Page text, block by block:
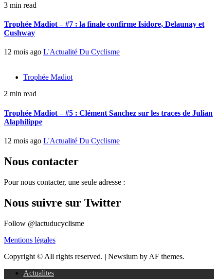
3 min read
Trophée Madiot – #7 : la finale confirme Isidore, Delaunay et
Cushway
12 mois ago L'Actualité Du Cyclisme
Trophée Madiot
2 min read
Trophée Madiot – #5 : Clément Sanchez sur les traces de Julian
Alaphilippe
12 mois ago L'Actualité Du Cyclisme
Nous contacter
Pour nous contacter, une seule adresse :
Nous suivre sur Twitter
Follow @lactuducyclisme
Mentions légales
Copyright © All rights reserved. | Newsium by AF themes.
Actualites